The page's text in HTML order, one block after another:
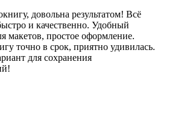
довольна результатом! Всё
и качественно. Удобный
макетов, простое оформление.
точно в срок, приятно удивилась.
для сохранения